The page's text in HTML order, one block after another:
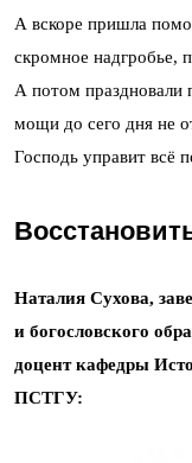
А вскоре пришла
скромное надгробье,
А потом праздновали
мощи до сего дня не
Господь управит всё
Наталия Сухова,
и богословского
доцент кафедры
ПСТГУ: